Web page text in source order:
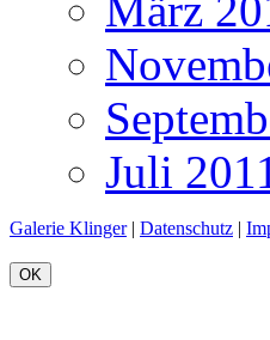
März
Juli
Galerie Klinger| Datenschutz |
OK